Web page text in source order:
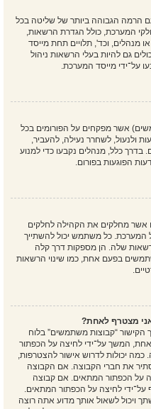
הרמה הגבוהה ביותר של שליטה בכל
המערכת, כולל הגדרת הרשאות,
מנהלים, וכד', תלויים תחת מייסד
גם להיות בעלי הרשאות ניהול
על־ידי מייסד המערכת.
אשר מפקחים על הפורומים בכל
ולנעול, לשחרר נעילה, להעביר,
בדרך כלל, מנהלים נקבעו כדי למנוע
הפוגעות בפורום.
מחלקים את הקהילה לחלקים
המערכת. כל משתמש יכול להשתייך
שלה. הן מספקות דרך קלה
בפעם אחת, כמו שינוי הרשאות
מצטרף לאחת?
“קבוצות משתמשים” בלוח
המשך על־ידי לחיצה על הכפתור
יכולות לדרוש אישור להצטרפות,
את חברי הקבוצה. אם הקבוצה
על הכפתור המתאים. אם קבוצה
לחיצה על הכפתור המתאים.
לשאול אותך מדוע אתה רוצה